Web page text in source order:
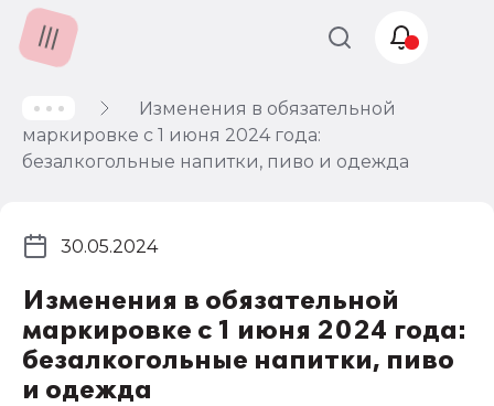
Изменения в обязательной
маркировке с 1 июня 2024 года:
безалкогольные напитки, пиво и одежда
Изменения в обязательной
маркировке с 1 июня 2024 года:
безалкогольные напитки, пиво
и одежда
30.05.2024
Учет и
налогообложение